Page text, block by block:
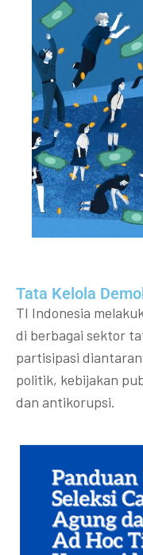
Tata Kelola
TI Indonesia
di berbagai sektor
partisipasi
politik, kebijakan
dan antikorupsi.